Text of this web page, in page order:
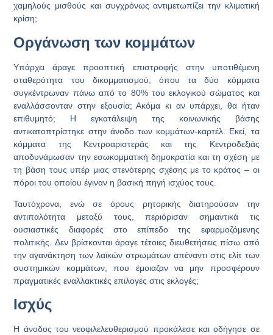
χαμηλούς μισθούς και συγχρόνως αντιμετωπίζει την κλιματική
κρίση;
Οργάνωση των κομμάτων
Υπάρχει άραγε προοπτική επιστροφής στην υποτιθέμενη
σταθερότητα του δικομματισμού, όπου τα δύο κόμματα
συγκέντρωναν πάνω από το 80% του εκλογικού σώματος και
εναλλάσσονταν στην εξουσία; Ακόμα κι αν υπάρχει, θα ήταν
επιθυμητό; Η εγκατάλειψη της κοινωνικής βάσης
αντικατοπτρίστηκε στην άνοδο των κομμάτων-καρτέλ. Εκεί, τα
κόμματα της Κεντροαριστεράς και της Κεντροδεξιάς
αποδυνάμωσαν την εσωκομματική δημοκρατία και τη σχέση με
τη βάση τους υπέρ μιας στενότερης σχέσης με το κράτος – οι
πόροι του οποίου έγιναν η βασική πηγή ισχύος τους.
Ταυτόχρονα, ενώ σε όρους ρητορικής διατηρούσαν την
αντιπαλότητα μεταξύ τους, περιόρισαν σημαντικά τις
ουσιαστικές διαφορές στο επίπεδο της εφαρμοζόμενης
πολιτικής. Δεν βρίσκονται άραγε τέτοιες διευθετήσεις πίσω από
την αγανάκτηση των λαϊκών στρωμάτων απέναντι στις ελίτ των
συστημικών κομμάτων, που έμοιαζαν να μην προσφέρουν
πραγματικές εναλλακτικές επιλογές στις εκλογές;
Ισχύς
Η άνοδος του νεοφιλελευθερισμού προκάλεσε και οδήγησε σε